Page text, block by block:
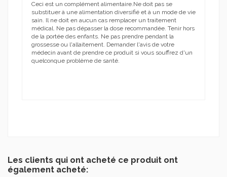
Ceci est un complément alimentaire.Ne doit pas se
substituer à une alimentation diversifié et à un mode de vie
sain. Il ne doit en aucun cas remplacer un traitement
médical. Ne pas dépasser la dose recommandée. Tenir hors
de la portée des enfants. Ne pas prendre pendant la
grossesse ou l'allaitement. Demander l'avis de votre
médecin avant de prendre ce produit si vous souffrez d'un
quelconque problème de santé.
Les clients qui ont acheté ce produit ont
également acheté: